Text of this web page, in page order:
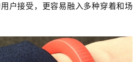
户接受，更容易融入多种穿着和场